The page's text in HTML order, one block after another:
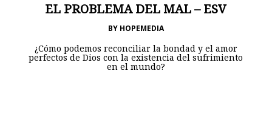
EL PROBLEMA DEL MAL – ESV
BY HOPEMEDIA
¿Cómo podemos reconciliar la bondad y el amor
perfectos de Dios con la existencia del sufrimiento
en el mundo?